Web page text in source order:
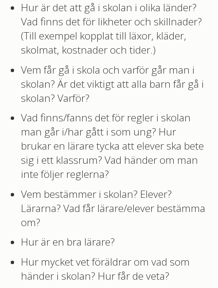
Hur är det att gå i skolan i olika länder?
Vad finns det för likheter och skillnader?
(Till exempel kopplat till läxor, kläder,
skolmat, kostnader och tider.)
Vem får gå i skola och varför går man i
skolan? Är det viktigt att alla barn får gå i
skolan? Varför?
Vad finns/fanns det för regler i skolan
man går i/har gått i som ung? Hur
brukar en lärare tycka att elever ska bete
sig i ett klassrum? Vad händer om man
inte följer reglerna?
Vem bestämmer i skolan? Elever?
Lärarna? Vad får lärare/elever bestämma
om?
Hur är en bra lärare?
Hur mycket vet föräldrar om vad som
händer i skolan? Hur får de veta?